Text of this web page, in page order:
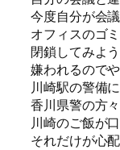
今度自分が会
オフィスのゴ
閉鎖してみよ
嫌われるので
川崎駅の警備
香川県警の方
川崎のご飯が
それだけが心